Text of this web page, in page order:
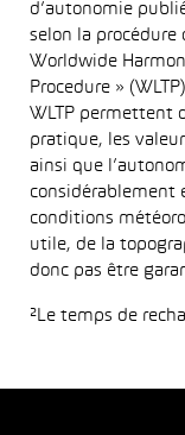
d’autonomie
selon la procédure
Worldwide
Procedure »
WLTP permettent
pratique, les
ainsi que
considérablement
conditions
utile, de la
donc pas être
²Le temps de